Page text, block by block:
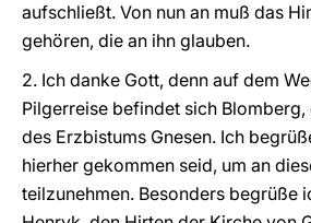
aufschließt. Von nun an muß das
gehören, die an ihn glauben.
2. Ich danke Gott, denn auf dem
Pilgerreise befindet sich
des Erzbistums Gnesen. Ich
hierher gekommen seid, um an
teilzunehmen. Besonders begrüße